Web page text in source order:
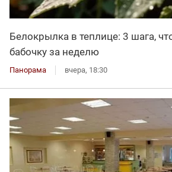
Белокрылка в теплице: 3 шага,
бабочку за неделю
Панорама вчера, 18:30